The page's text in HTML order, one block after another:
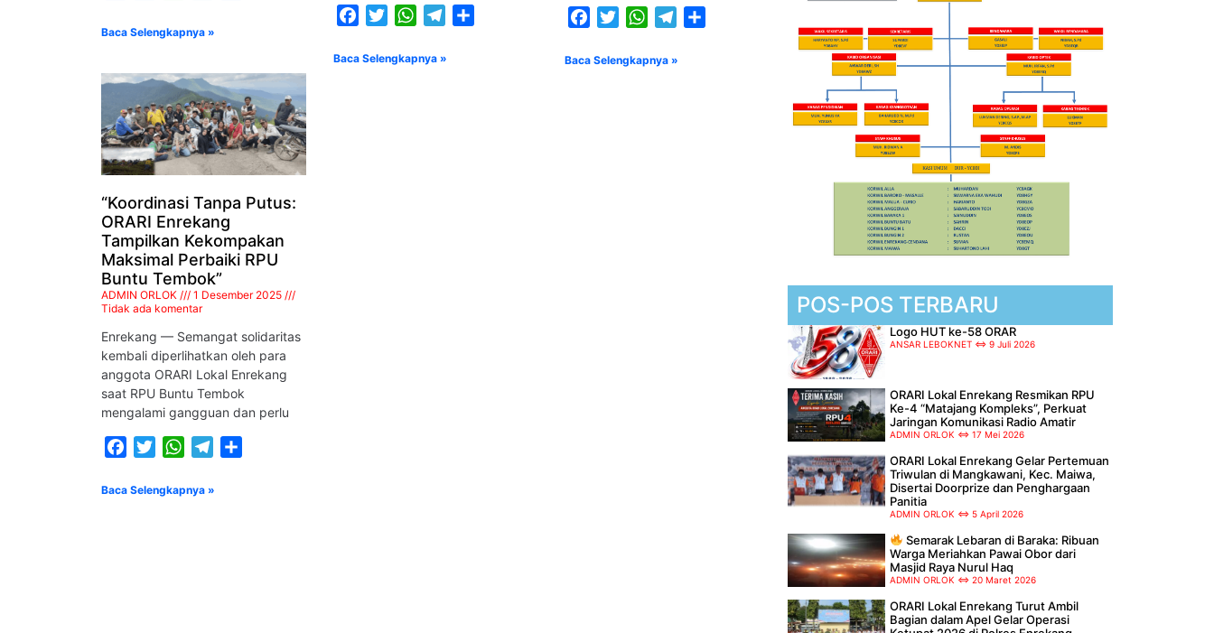
Baca Selengkapnya »
FacebookTwitterWhatsAppTelegram
Baca Selengkapnya »
Facebook
TwitterWhatsAppTelegram
Baca Selengkapnya »
“Koordinasi Tanpa Putus:
ORARI Enrekang
Tampilkan Kekompakan
Maksimal Perbaiki RPU
Buntu Tembok”
ADMIN ORLOK
1 Desember 2025
Tidak ada komentar
Enrekang — Semangat solidaritas
kembali diperlihatkan oleh para
anggota ORARI Lokal Enrekang
saat RPU Buntu Tembok
mengalami gangguan dan perlu
FacebookTwitterWhatsAppTelegram
Baca Selengkapnya »
POS-POS TERBARU
Logo HUT ke-58 ORAR
ANSAR LEBOKNET 9 Juli 2026
ORARI Lokal Enrekang Resmikan RPU
Ke-4 “Matajang Kompleks”, Perkuat
Jaringan Komunikasi Radio Amatir
ADMIN ORLOK 17 Mei 2026
ORARI Lokal Enrekang Gelar Pertemuan
Triwulan di Mangkawani, Kec. Maiwa,
Disertai Doorprize dan Penghargaan
Panitia
ADMIN ORLOK 5 April 2026
Semarak Lebaran di Baraka: Ribuan
Warga Meriahkan Pawai Obor dari
Masjid Raya Nurul Haq
ADMIN ORLOK 20 Maret 2026
ORARI Lokal Enrekang Turut Ambil
Bagian dalam Apel Gelar Operasi